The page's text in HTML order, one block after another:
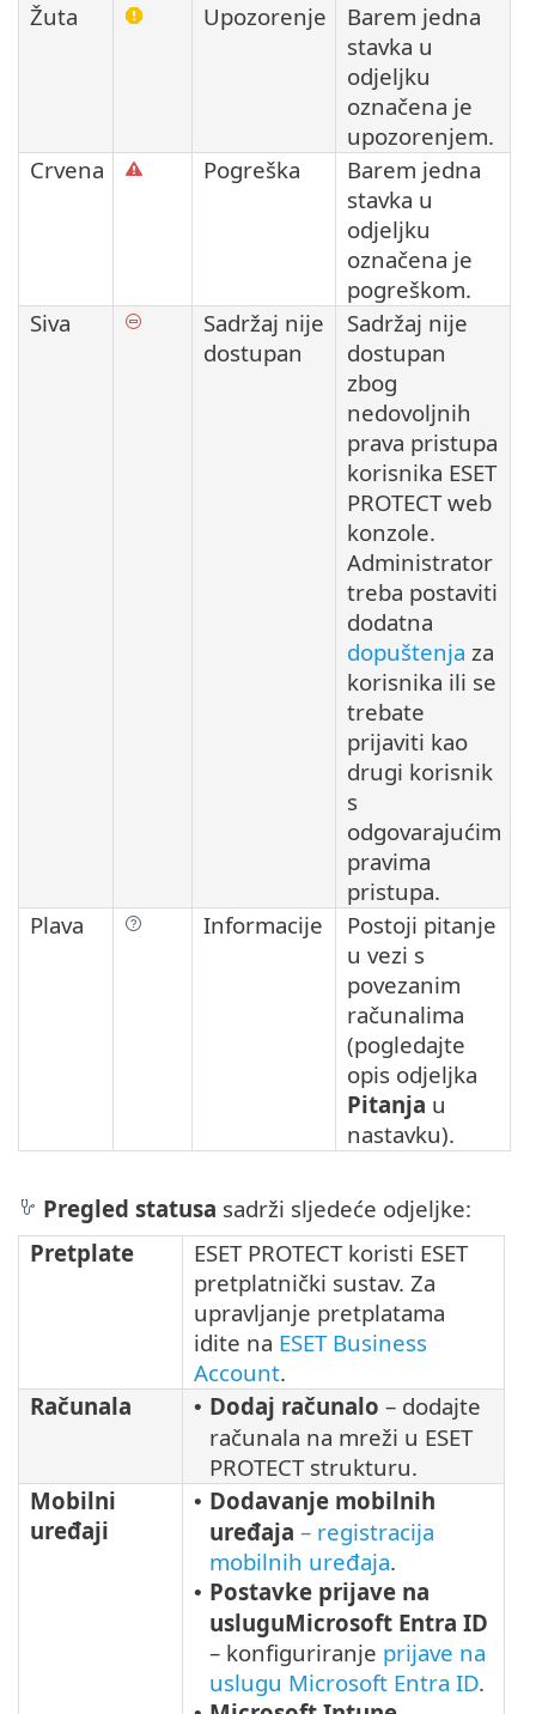
Žuta
Upozorenje
Barem jedna
stavka u
odjeljku
označena je
upozorenjem.
Crvena
Pogreška
Barem jedna
stavka u
odjeljku
označena je
pogreškom.
Siva
Sadržaj nije
dostupan
Sadržaj nije
dostupan
zbog
nedovoljnih
prava pristupa
korisnika ESET
PROTECT web
konzole.
Administrator
treba postaviti
dodatna
dopuštenja za
korisnika ili se
trebate
prijaviti kao
drugi korisnik
s
odgovarajućim
pravima
pristupa.
Plava
Informacije
Postoji pitanje
u vezi s
povezanim
računalima
(pogledajte
opis odjeljka
Pitanja u
nastavku).
Pregled statusa sadrži sljedeće odjeljke:
Pretplate
ESET PROTECT koristi ESET
pretplatnički sustav. Za
upravljanje pretplatama
idite na ESET Business
Account.
Računala
• Dodaj računalo – dodajte
računala na mreži u ESET
PROTECT strukturu.
Mobilni
uređaji
• Dodavanje mobilnih
uređaja – registracija
mobilnih uređaja.
• Postavke prijave na
usluguMicrosoft Entra ID
– konfiguriranje prijave na
uslugu Microsoft Entra ID.